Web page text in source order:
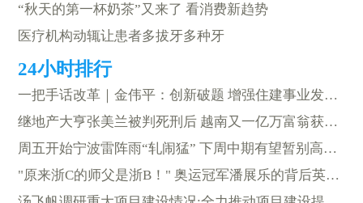
“秋天的第一杯奶茶”又来了 看消费新趋势
医疗机构动辄让患者多拔牙多种牙
一把手话改革｜金伟平：创新破题 增强住建事业发展新动能
继地产大亨张美兰被判死刑后 越南又一亿万富翁获刑21年
周五开始宁波雷阵雨“轧闹猛” 下周中期有望暂别高温天
"原来浙C的师父是浙B！" 奥运冠军潘展乐的背后英雄是阿拉宁波人